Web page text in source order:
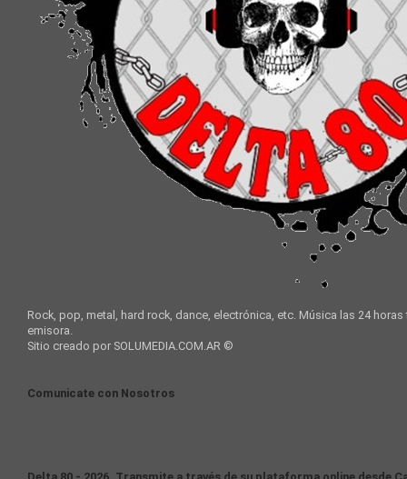
Rock, pop, metal, hard rock, dance, electrónica, etc. Música las 24
emisora.
Sitio creado por SOLUMEDIA.COM.AR ©
Comunicate con Nosotros